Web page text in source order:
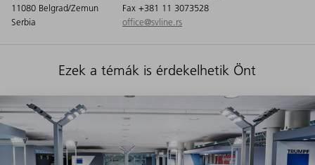
11080 Belgrad/Zemun
Serbia
Fax +381 11 3073528
office@svline.rs
Ezek a témák is érdekelhetik Önt